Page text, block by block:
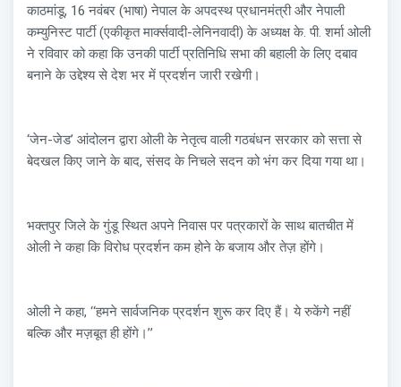
काठमांडू, 16 नवंबर (भाषा) नेपाल के अपदस्थ प्रधानमंत्री और नेपाली
कम्युनिस्ट पार्टी (एकीकृत मार्क्सवादी-लेनिनवादी) के अध्यक्ष के. पी. शर्मा ओली
ने रविवार को कहा कि उनकी पार्टी प्रतिनिधि सभा की बहाली के लिए दबाव
बनाने के उद्देश्य से देश भर में प्रदर्शन जारी रखेगी।
‘जेन-जेड’ आंदोलन द्वारा ओली के नेतृत्व वाली गठबंधन सरकार को सत्ता से
बेदखल किए जाने के बाद, संसद के निचले सदन को भंग कर दिया गया था।
भक्तपुर जिले के गुंडू स्थित अपने निवास पर पत्रकारों के साथ बातचीत में
ओली ने कहा कि विरोध प्रदर्शन कम होने के बजाय और तेज़ होंगे।
ओली ने कहा, ‘‘हमने सार्वजनिक प्रदर्शन शुरू कर दिए हैं। ये रुकेंगे नहीं
बल्कि और मज़बूत ही होंगे।’’